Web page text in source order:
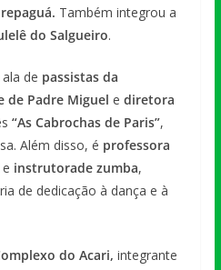
. Também integrou a
do Salgueiro.
de passistas da
de Padre Miguel e diretora
“As Cabrochas de Paris”,
Além disso, é professora
e instrutorade zumba,
de dedicação à dança e à
do Acari, integrante